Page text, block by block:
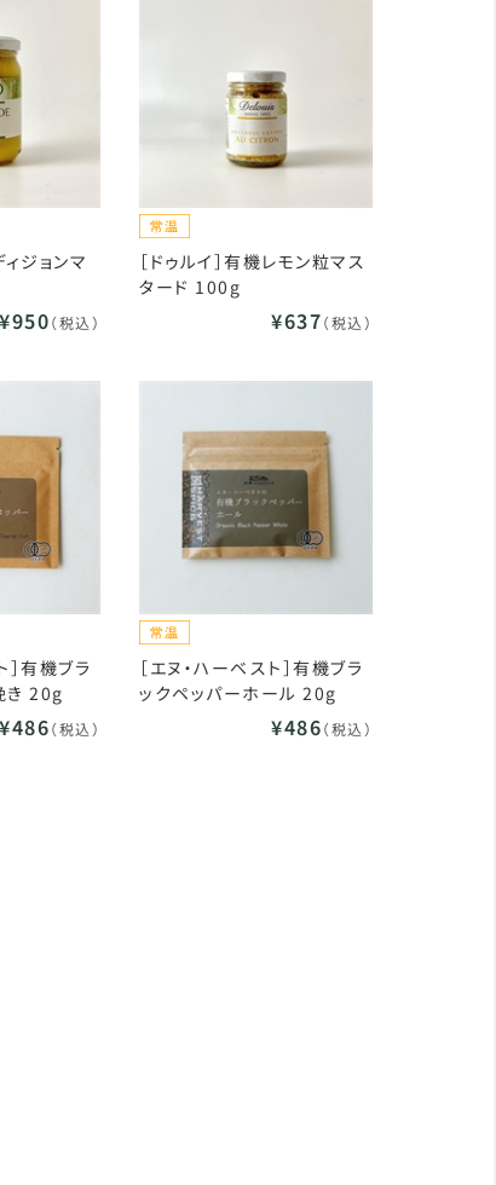
ィジョンマ
¥950（税込）
［ドゥルイ］有機レモン粒マス
タード 100g
¥637（税込）
］有機ブラ
き 20g
¥486（税込）
［エヌ・ハーベスト］有機ブラ
ックペッパーホール 20g
¥486（税込）